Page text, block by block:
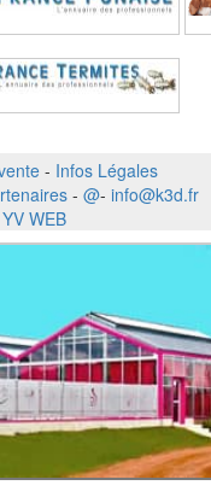
- Infos Légales
- @- info@k3d.fr
WEB